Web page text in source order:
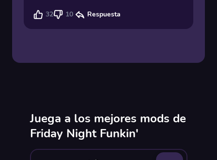
32 10 Respuesta
Juega a los mejores mods de
Friday Night Funkin'